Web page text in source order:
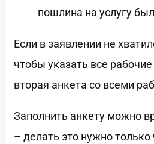
пошлина на услугу
Если в заявлении не
чтобы указать все
вторая анкета со всеми
Заполнить анкету можно
– делать это нужно